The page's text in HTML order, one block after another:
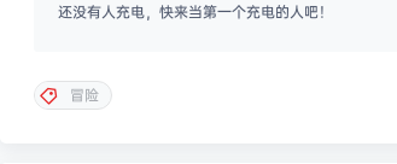
还没有人充电，快来当第一个充电的人吧！
冒险